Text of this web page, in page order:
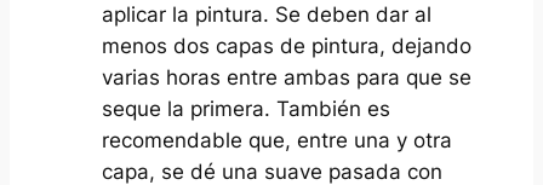
aplicar la pintura. Se deben dar al
menos dos capas de pintura, dejando
varias horas entre ambas para que se
seque la primera. También es
recomendable que, entre una y otra
capa, se dé una suave pasada con